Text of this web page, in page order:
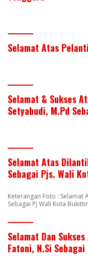
Selamat Atas
Selamat & Sukses
Setyabudi, M.Pd
Selamat Atas
Sebagai Pjs. Wali
Keterangan Foto : Selamat
Sebagai Pj Wali Kota
Selamat Dan
Fatoni, N.Si